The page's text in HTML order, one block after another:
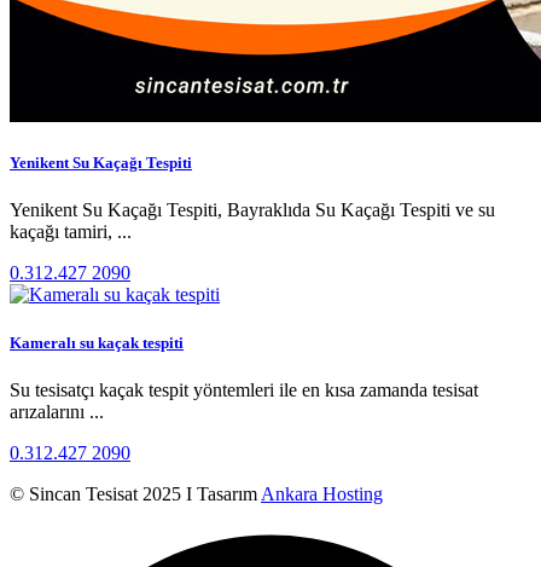
Yenikent Su Kaçağı Tespiti
Yenikent Su Kaçağı Tespiti, Bayraklıda Su Kaçağı Tespiti ve su
kaçağı tamiri, ...
0.312.427 2090
Kameralı su kaçak tespiti
Su tesisatçı kaçak tespit yöntemleri ile en kısa zamanda tesisat
arızalarını ...
0.312.427 2090
© Sincan Tesisat 2025 I Tasarım Ankara Hosting